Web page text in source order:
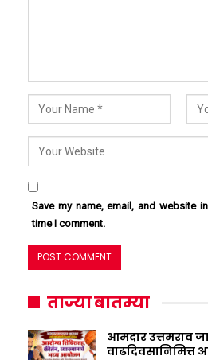
Save my name, email, and website
time I comment.
ताज्या बातम्या
आमदार उत्तमराव
वाढदिवसानिमित्त